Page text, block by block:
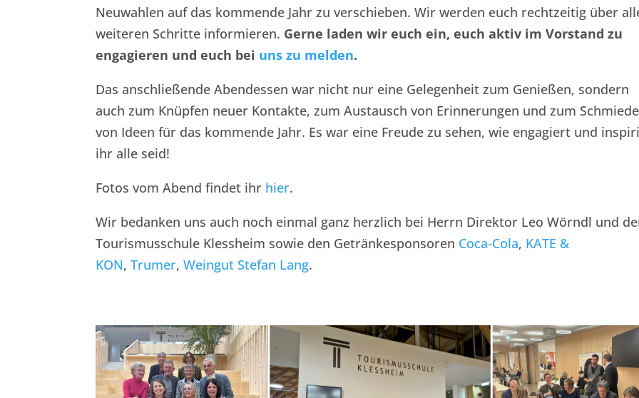
Neuwahlen auf das kommende Jahr zu verschieben. Wir werden euch rechtzeitig über
weiteren Schritte informieren. Gerne laden wir euch ein, euch aktiv im Vorstand zu
engagieren und euch bei uns zu melden.
Das anschließende Abendessen war nicht nur eine Gelegenheit zum Genießen, sondern
auch zum Knüpfen neuer Kontakte, zum Austausch von Erinnerungen und zum
von Ideen für das kommende Jahr. Es war eine Freude zu sehen, wie engagiert und
ihr alle seid!
Fotos vom Abend findet ihr hier.
Wir bedanken uns auch noch einmal ganz herzlich bei Herrn Direktor Leo Wörndl und
Tourismusschule Klessheim sowie den Getränkesponsoren Coca-Cola, KATE &
KON,Trumer,Weingut Stefan Lang.